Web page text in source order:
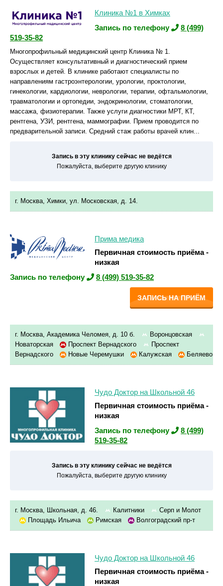
Клиника №1 в Химках
Запись по телефону
8 (499)
519-35-82
Многопрофильный медицинский центр Клиника № 1.
Осуществляет консультативный и диагностический прием
взрослых и детей. В клинике работают специалисты по
направлениям гастроэнтерологии, урологии, проктологии,
гинекологии, кардиологии, неврологии, терапии, офтальмологии,
травматологии и ортопедии, эндокринологии, стоматологии,
массажа, физиотерапии. Также услуги диагностики МРТ, КТ,
рентгена, УЗИ, рентгена, маммографии. Прием проводится по
предварительной записи. Средний стаж работы врачей клин...
Запись в эту клинику сейчас не ведётся
Пожалуйста, выберите другую клинику
г. Москва, Химки, ул. Московская, д. 14.
Прима медика
Первичная стоимость приёма -
низкая
Запись по телефону
8 (499) 519-35-82
ЗАПИСЬ НА ПРИЁМ
г. Москва, Академика Челомея, д. 10 б.
Воронцовская
Новаторская
Проспект Вернадского
Проспект
Вернадского
Новые Черемушки Калужская Беляево
Чудо Доктор на Школьной 46
Первичная стоимость приёма -
низкая
Запись по телефону
8 (499)
519-35-82
Запись в эту клинику сейчас не ведётся
Пожалуйста, выберите другую клинику
г. Москва, Школьная, д. 46. Калитники
Серп и Молот
Площадь Ильича
Римская Волгоградский пр-т
Чудо Доктор на Школьной 46
Первичная стоимость приёма -
низкая